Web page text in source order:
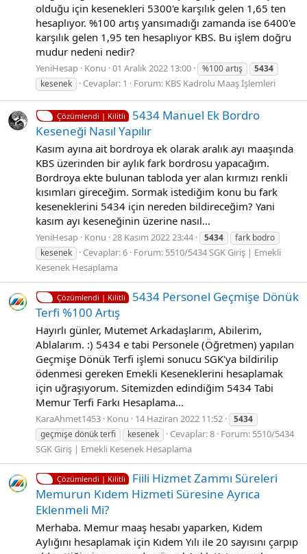
olduğu için kesenekleri 5300'e karşılık gelen 1,65 ten
hesaplıyor. %100 artış yansımadığı zamanda ise 6400'e
karşılık gelen 1,95 ten hesaplıyor KBS. Bu işlem doğru
mudur nedeni nedir?
YeniHesap Konu 01 Aralık 2022 13:00 %100 artış
5434
kesenek
Cevaplar: 1 Forum: KBS Kadrolu Maaş İşlemleri
Çözümlendi | Kilitli
5434 Manuel Ek Bordro
Keseneği Nasıl Yapılır
Kasım ayına ait bordroya ek olarak aralık ayı maaşında
KBS üzerinden bir aylık fark bordrosu yapacağım.
Bordroya ekte bulunan tabloda yer alan kırmızı renkli
kısımları gireceğim. Sormak istediğim konu bu fark
keseneklerini 5434 için nereden bildireceğim? Yani
kasım ayı keseneğinin üzerine nasıl...
YeniHesap Konu 28 Kasım 2022 23:44 5434
fark bodro
kesenek
Cevaplar: 6 Forum: 5510/5434 SGK Giriş | Emekli
Kesenek Hesaplama
Çözümlendi | Kilitli
5434 Personel Geçmişe Dönük
Terfi %100 Artış
Hayırlı günler, Mutemet Arkadaşlarım, Abilerim,
Ablalarım. :) 5434 e tabi Personele (Öğretmen) yapılan
Geçmişe Dönük Terfi işlemi sonucu SGK'ya bildirilip
ödenmesi gereken Emekli Keseneklerini hesaplamak
için uğraşıyorum. Sitemizden edindiğim 5434 Tabi
Memur Terfi Farkı Hesaplama...
KaraAhmet1453 Konu 14 Haziran 2022 11:52
5434
geçmişe dönük terfi
kesenek Cevaplar: 8 Forum: 5510/5434
SGK Giriş | Emekli Kesenek Hesaplama
Çözümlendi | Kilitli
Fiili Hizmet Zammı Süreleri
Memurun Kıdem Hizmeti Süresine Ayrıca
Eklenmeli Mi?
Merhaba. Memur maaş hesabı yaparken, Kıdem
Aylığını hesaplamak için Kıdem Yılı ile 20 sayısını çarpıp